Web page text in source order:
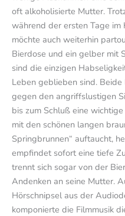
oft alkoholisierte Mutter.
während der ersten Tage im
möchte auch weiterhin
Bierdose und ein gelber mit
sind die einzigen
Leben geblieben sind.
gegen den angriffslustigen
bis zum Schluß eine
mit den schönen langen
Springbrunnen“ auftaucht,
empfindet sofort eine tiefe
trennt sich sogar von der
Andenken an seine Mutter.
Hörschnipsel aus der
komponierte die Filmmusik